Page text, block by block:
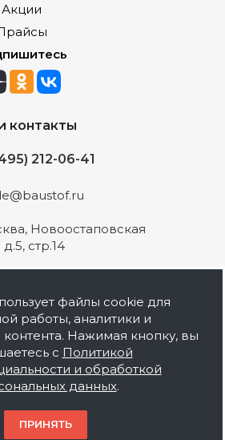
Акции
контакты
212-06-41
Новоостаповская
д.5, стр.14
Собственное
продукции,
продажа строительных
объектов под ключ.
носит ознакомительный
публичной офертой.
файлы cookie для
работы, аналитики и
Нажимая кнопку, вы
с Политикой
и обработкой
данных.
ПРИНЯТЬ